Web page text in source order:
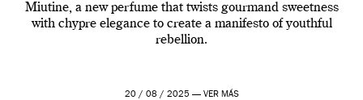
Miutine, a new perfume that twists gourmand sweetness
with chypre elegance to create a manifesto of youthful
rebellion.
20 / 08 / 2025 — VER MÁS